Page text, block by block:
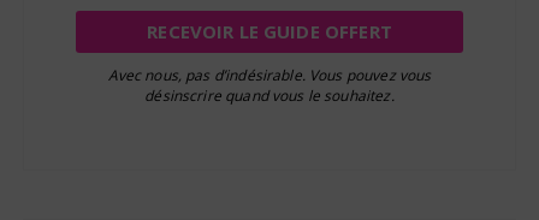
Avec nous, pas d’indésirable. Vous pouvez vous
désinscrire quand vous le souhaitez.